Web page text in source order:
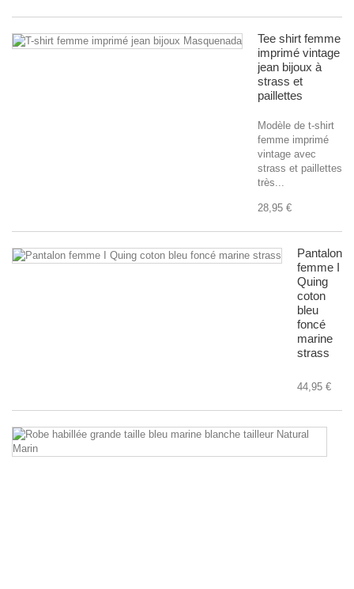
Tee shirt femme
imprimé vintage
jean bijoux à
strass et
paillettes
Modèle de t-shirt
femme imprimé
vintage avec
strass et paillettes
très...
28,95 €
Pantalon
femme I
Quing
coton
bleu
foncé
marine
strass
44,95 €